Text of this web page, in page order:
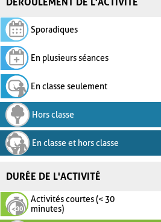
Sporadiques
En plusieurs séances
En classe seulement
Hors classe
En classe et hors classe
DURÉE DE L'ACTIVITÉ
Activités courtes (< 30
minutes)